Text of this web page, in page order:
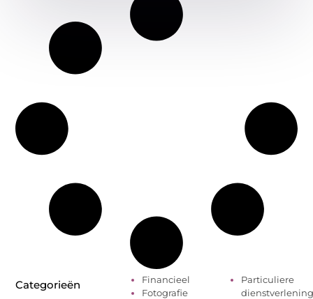
Categorieën
Financieel
Fotografie
Particuliere
dienstverlening